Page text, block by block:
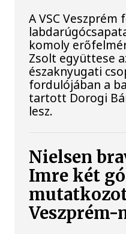
A VSC Veszprém
komoly
Zsolt együttese
északnyugati
fordulójában a
tartott Dorogi
lesz.
Nielsen
Imre két
Veszprém-